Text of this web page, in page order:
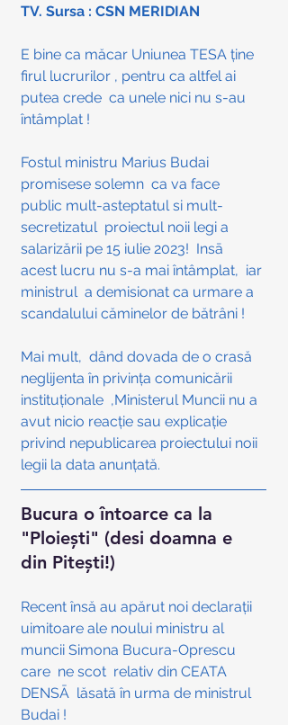
TV. Sursa : CSN MERIDIAN
E bine ca măcar Uniunea TESA ține
firul lucrurilor , pentru ca altfel ai
putea crede  ca unele nici nu s-au
întâmplat !
Fostul ministru Marius Budai
promisese solemn  ca va face
public mult-asteptatul si mult-
secretizatul  proiectul noii legi a
salarizării pe 15 iulie 2023!  Insā
acest lucru nu s-a mai întâmplat,  iar
ministrul  a demisionat ca urmare a
scandalului căminelor de bătrâni !
Mai mult,  dând dovada de o crasă
neglijenta în privința comunicării
instituționale  ,Ministerul Muncii nu a
avut nicio reacție sau explicație
privind nepublicarea proiectului noii
legii la data anunțată.
Bucura o întoarce ca la
"Ploiești" (desi doamna e
din Pitești!)
Recent însă au apărut noi declarații
uimitoare ale noului ministru al
muncii Simona Bucura-Oprescu
care  ne scot  relativ din CEATA
DENSĀ  lăsată în urma de ministrul
Budai !